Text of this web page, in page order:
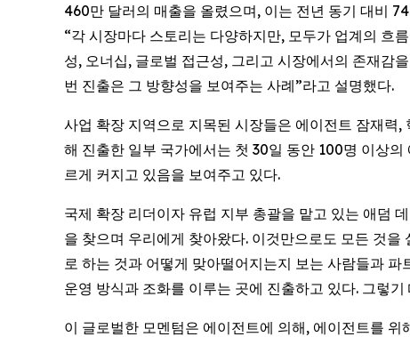
460만 달러의 매출을 올렸으며, 이는 전년 동기 대비
“각 시장마다 스토리는 다양하지만, 모두가 업계의 흐
성, 오너십, 글로벌 접근성, 그리고 시장에서의 존재감
번 진출은 그 방향성을 보여주는 사례”라고 설명했다.
사업 확장 지역으로 지목된 시장들은 에이전트 잠재력
해 진출한 일부 국가에서는 첫 30일 동안 100명 이상
르게 커지고 있음을 보여주고 있다.
국제 확장 리더이자 유럽 지부 총괄을 맡고 있는 애덤
을 찾으며 우리에게 찾아왔다. 이것만으로도 모든 것
로 하는 것과 어떻게 맞아떨어지는지 보는 사람들과
운영 방식과 조화를 이루는 곳에 진출하고 있다. 그렇
이 글로벌한 모멘텀은 에이전트에 의해, 에이전트를